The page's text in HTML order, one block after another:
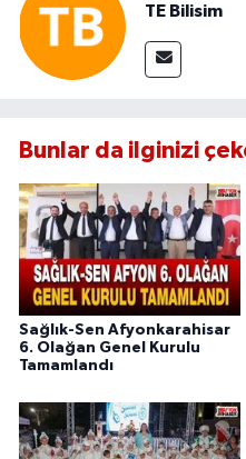
TE Bilisim
Bunlar da ilginizi
Sağlık-Sen Afyonkarahisar
6. Olağan Genel Kurulu
Tamamlandı